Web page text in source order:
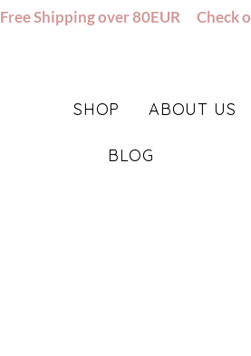
Free Shipping over 80EUR      Check
SHOP ABOUT US
BLOG